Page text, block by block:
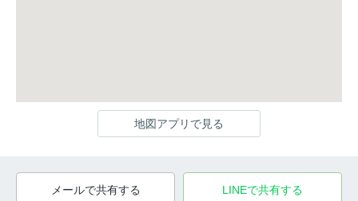
地図アプリで見る
メールで共有する LINEで共有する